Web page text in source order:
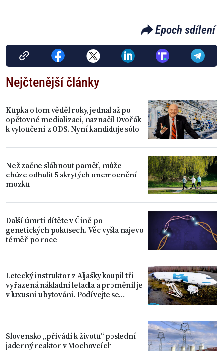
Epoch sdílení
Nejčtenější články
Kupka o tom věděl roky, jednal až po
opětovné medializaci, naznačil Dvořák
k vyloučení z ODS. Nyní kandiduje sólo
Než začne slábnout paměť, může
chůze odhalit 5 skrytých onemocnění
mozku
Další úmrtí dítěte v Číně po
genetických pokusech. Věc vyšla najevo
téměř po roce
Letecký instruktor z Aljašky koupil tři
vyřazená nákladní letadla a proměnil je
v luxusní ubytování. Podívejte se
Slovensko „přivádí k životu“ poslední
jaderný reaktor v Mochovcích